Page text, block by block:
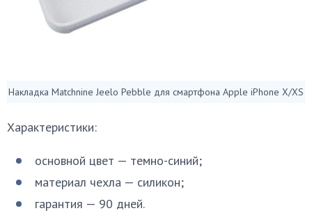
Накладка Matchnine Jeelo Pebble для смартфона Apple iPhone X/XS
Характеристики:
основной цвет — темно-синий;
материал чехла — силикон;
гарантия — 90 дней.